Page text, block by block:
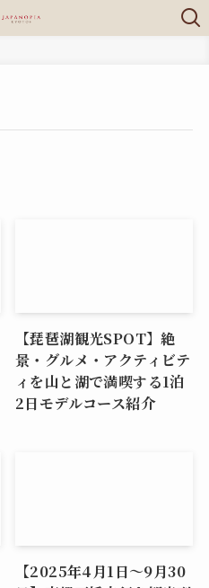
【琵琶湖観光SPOT】絶
景・グルメ・アクティビテ
ィを山と湖で満喫する1泊
2日モデルコース紹介
【2025年4月1日〜9月30